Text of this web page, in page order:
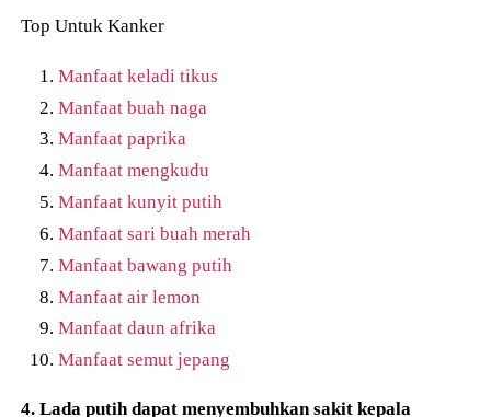
Top Untuk Kanker
Manfaat keladi tikus
Manfaat buah naga
Manfaat paprika
Manfaat mengkudu
Manfaat kunyit putih
Manfaat sari buah merah
Manfaat bawang putih
Manfaat air lemon
Manfaat daun afrika
Manfaat semut jepang
4. Lada putih dapat menyembuhkan sakit kepala